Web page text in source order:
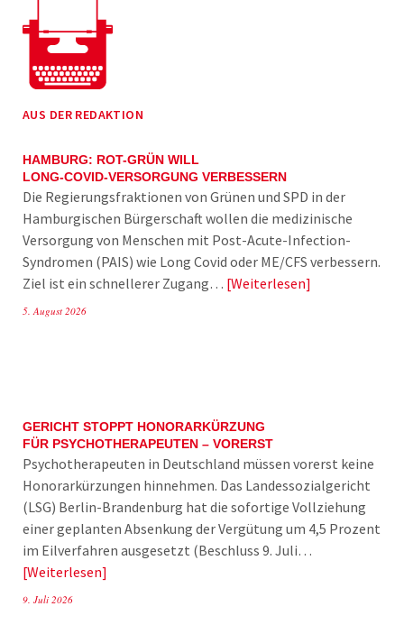
AUS DER REDAKTION
HAMBURG: ROT-GRÜN WILL
LONG-COVID-VERSORGUNG VERBESSERN
Die Regierungsfraktionen von Grünen und SPD in der
Hamburgischen Bürgerschaft wollen die medizinische
Versorgung von Menschen mit Post-Acute-Infection-
Syndromen (PAIS) wie Long Covid oder ME/CFS verbessern.
Ziel ist ein schnellerer Zugang… Weiterlesen
5. August 2026
GERICHT STOPPT HONORARKÜRZUNG
FÜR PSYCHOTHERAPEUTEN – VORERST
Psychotherapeuten in Deutschland müssen vorerst keine
Honorarkürzungen hinnehmen. Das Landessozialgericht
(LSG) Berlin-Brandenburg hat die sofortige Vollziehung
einer geplanten Absenkung der Vergütung um 4,5 Prozent
im Eilverfahren ausgesetzt (Beschluss 9. Juli…
Weiterlesen
9. Juli 2026